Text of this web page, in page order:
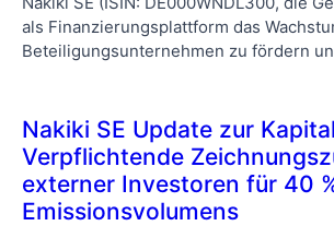
als Finanzierungsplattform das
Beteiligungsunternehmen zu fördern
Nakiki SE Update zur
Verpflichtende
externer Investoren für 40
Emissionsvolumens